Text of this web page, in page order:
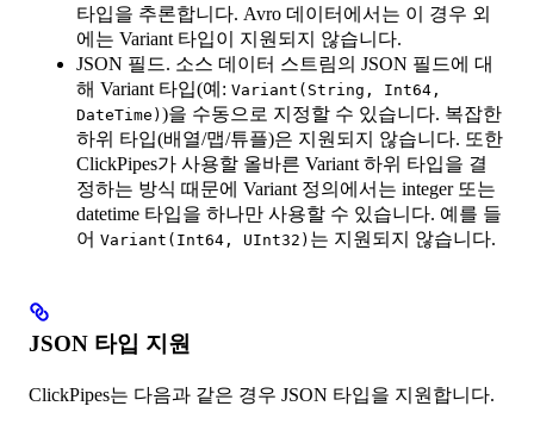
타입을 추론합니다. Avro 데이터에서는 이 경우 외
에는 Variant 타입이 지원되지 않습니다.
JSON 필드. 소스 데이터 스트림의 JSON 필드에 대
해 Variant 타입(예: Variant(String, Int64,
DateTime) )을 수동으로 지정할 수 있습니다. 복잡한
하위 타입(배열/맵/튜플)은 지원되지 않습니다. 또한
ClickPipes가 사용할 올바른 Variant 하위 타입을 결
정하는 방식 때문에 Variant 정의에서는 integer 또는
datetime 타입을 하나만 사용할 수 있습니다. 예를 들
어 Variant(Int64, UInt32) 는 지원되지 않습니다.
JSON 타입 지원
ClickPipes는 다음과 같은 경우 JSON 타입을 지원합니다.